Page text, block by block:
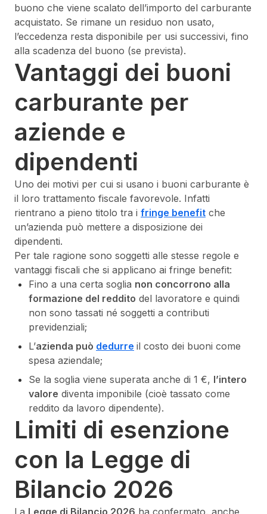
buono che viene scalato dell’importo del carburante
acquistato. Se rimane un residuo non usato,
l’eccedenza resta disponibile per usi successivi, fino
alla scadenza del buono (se prevista).
Vantaggi dei buoni
carburante per
aziende e
dipendenti
Uno dei motivi per cui si usano i buoni carburante è
il loro trattamento fiscale favorevole. Infatti
rientrano a pieno titolo tra i fringe benefit che
un’azienda può mettere a disposizione dei
dipendenti.
Per tale ragione sono soggetti alle stesse regole e
vantaggi fiscali che si applicano ai fringe benefit:
Fino a una certa soglia non concorrono alla
formazione del reddito del lavoratore e quindi
non sono tassati né soggetti a contributi
previdenziali;
L’azienda può dedurre il costo dei buoni come
spesa aziendale;
Se la soglia viene superata anche di 1 €, l’intero
valore diventa imponibile (cioè tassato come
reddito da lavoro dipendente).
Limiti di esenzione
con la Legge di
Bilancio 2026
La Legge di Bilancio 2026 ha confermato, anche